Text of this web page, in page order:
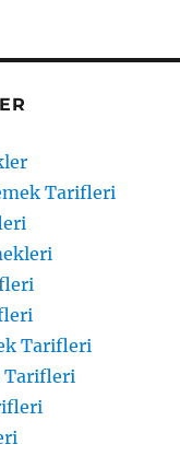
Tarifleri
Tarifleri
Tarifleri